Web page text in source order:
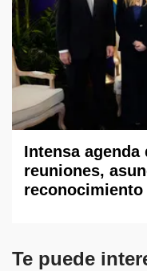
Intensa
reuniones,
reconocimiento
Te puede